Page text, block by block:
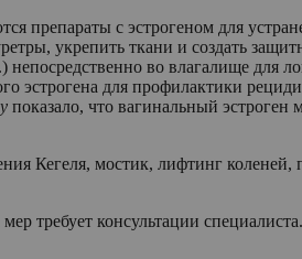
препараты с эстрогеном для
укрепить ткани и создать
во влагалище для
эстрогена для профилактики
показало, что вагинальный
Кегеля, мостик, лифтинг
требует консультации специалиста.